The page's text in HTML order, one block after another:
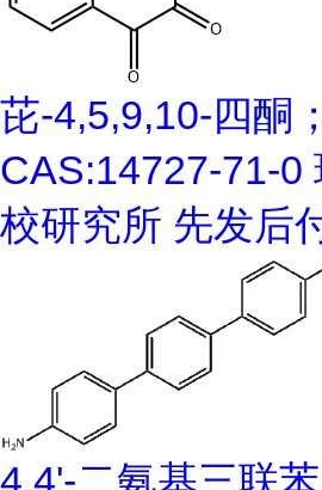
芘-4,5,9,10-四酮；
CAS:14727-71-0
校研究所 先发后
4,4'-二氨基三联